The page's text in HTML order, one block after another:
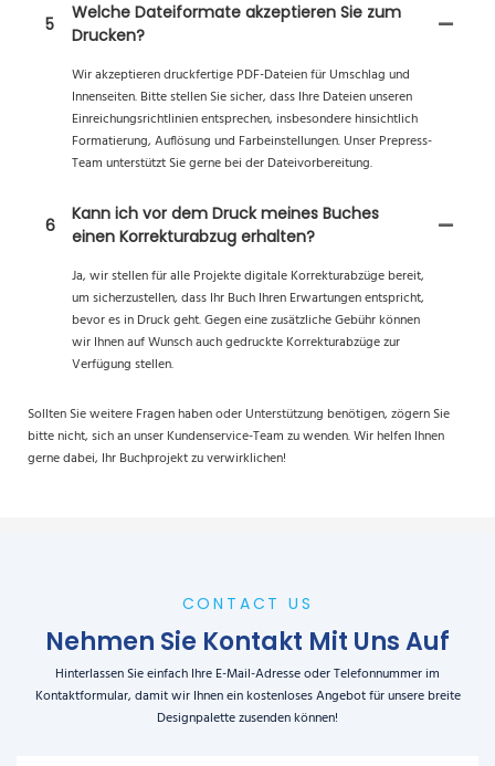
5
Welche Dateiformate akzeptieren Sie zum
Drucken?
Wir akzeptieren druckfertige PDF-Dateien für Umschlag und
Innenseiten. Bitte stellen Sie sicher, dass Ihre Dateien unseren
Einreichungsrichtlinien entsprechen, insbesondere hinsichtlich
Formatierung, Auflösung und Farbeinstellungen. Unser Prepress-
Team unterstützt Sie gerne bei der Dateivorbereitung.
6
Kann ich vor dem Druck meines Buches
einen Korrekturabzug erhalten?
Ja, wir stellen für alle Projekte digitale Korrekturabzüge bereit,
um sicherzustellen, dass Ihr Buch Ihren Erwartungen entspricht,
bevor es in Druck geht. Gegen eine zusätzliche Gebühr können
wir Ihnen auf Wunsch auch gedruckte Korrekturabzüge zur
Verfügung stellen.
Sollten Sie weitere Fragen haben oder Unterstützung benötigen, zögern Sie
bitte nicht, sich an unser Kundenservice-Team zu wenden. Wir helfen Ihnen
gerne dabei, Ihr Buchprojekt zu verwirklichen!
CONTACT US
Nehmen Sie Kontakt Mit Uns Auf
Hinterlassen Sie einfach Ihre E-Mail-Adresse oder Telefonnummer im
Kontaktformular, damit wir Ihnen ein kostenloses Angebot für unsere breite
Designpalette zusenden können!